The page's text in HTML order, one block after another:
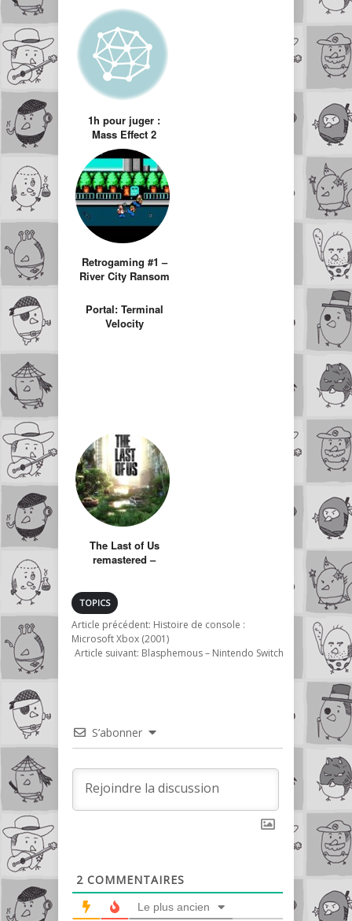
1h pour juger :
Mass Effect 2
Retrogaming #1 –
River City Ransom
Portal: Terminal
Velocity
The Last of Us
remastered –
TOPICS
Article précédent: Histoire de console :
Microsoft Xbox (2001)
Article suivant: Blasphemous – Nintendo Switch
S’abonner
2 COMMENTAIRES
Le plus ancien